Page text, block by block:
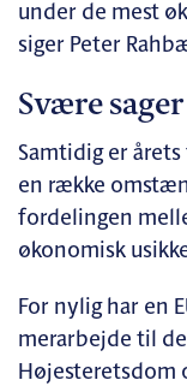
under de mest
siger Peter
Svære
Samtidig er
en række
fordelingen
økonomisk
For nylig har en
merarbejde til